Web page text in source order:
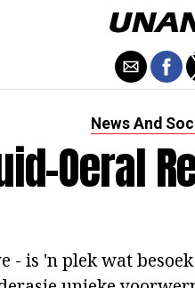
News And
Oeral
- is 'n plek wat